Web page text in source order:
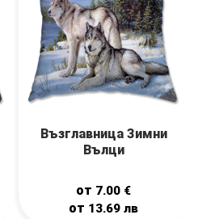
Възглавница Зимни
Вълци
от 7.00 €
от 13.69лв